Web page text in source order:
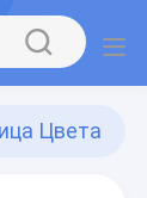
Цвета